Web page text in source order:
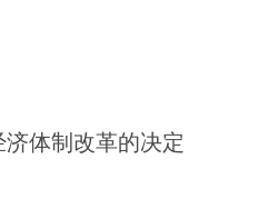
体制改革的决定